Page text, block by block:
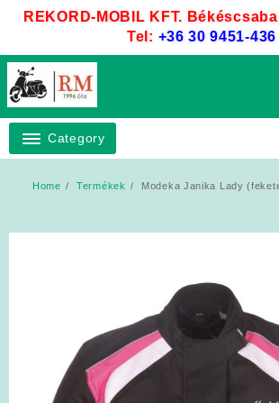
REKORD-MOBIL KFT.
Tel: +36 30 9451-436
Category
Home Termékek
Modeka Janika Lady